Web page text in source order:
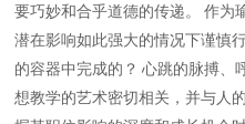
要巧妙和合乎道德的传递。 作为
潜在影响如此强大的情况下谨慎
的容器中完成的？ 心跳的脉搏、
想教学的艺术密切相关，并与人